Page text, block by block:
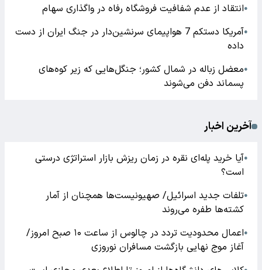
●انتقاد از عدم شفافیت فروشگاه رفاه در واگذاری سهام
●
آمریکا دستکم 7 هواپیمای سرنشین‌دار در جنگ ایران از دست
داده
●معضل زباله در شمال کشور؛ جنگل‌هایی که زیر کوه‌های
پسماند دفن می‌شوند
آخرین اخبار
●آیا خرید پله‌ای نقره در زمان ریزش بازار استراتژی درستی
است؟
●تلفات جدید اسرائیل/ صهیونیست‌ها همچنان از آمار
کشته‌ها طفره می‌روند
●
اعمال محدودیت تردد در چالوس از ساعت ۱۰ صبح امروز/
آغاز موج نهایی بازگشت مسافران نوروزی